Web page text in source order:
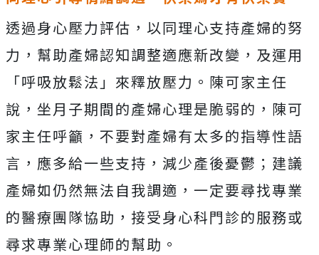
透過身心壓力評估，以同理心支持產婦的努
力，幫助產婦認知調整適應新改變，及運用
「呼吸放鬆法」來釋放壓力。陳可家主任
說，坐月子期間的產婦心理是脆弱的，陳可
家主任呼籲，不要對產婦有太多的指導性語
言，應多給一些支持，減少產後憂鬱；建議
產婦如仍然無法自我調適，一定要尋找專業
的醫療團隊協助，接受身心科門診的服務或
尋求專業心理師的幫助。